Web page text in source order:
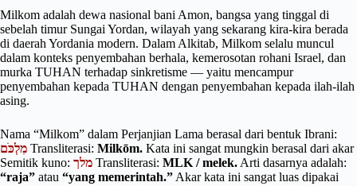
Milkom adalah dewa nasional bani Amon, bangsa yang tinggal di
sebelah timur Sungai Yordan, wilayah yang sekarang kira-kira berada
di daerah Yordania modern. Dalam Alkitab, Milkom selalu muncul
dalam konteks penyembahan berhala, kemerosotan rohani Israel, dan
murka TUHAN terhadap sinkretisme — yaitu mencampur
penyembahan kepada TUHAN dengan penyembahan kepada ilah-ilah
asing.
Nama “Milkom” dalam Perjanjian Lama berasal dari bentuk Ibrani:
מִלְכֹּם Transliterasi: Milkōm. Kata ini sangat mungkin berasal dari akar
Semitik kuno: מלך Transliterasi: MLK / melek. Arti dasarnya adalah:
“raja” atau “yang memerintah.” Akar kata ini sangat luas dipakai